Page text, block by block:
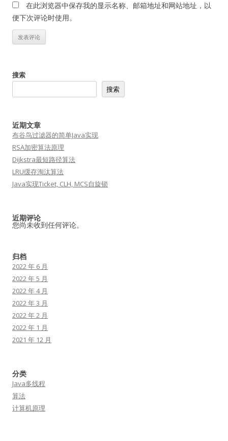
在此浏览器中保存我的显示名称、邮箱地址和网站地址，以
便下次评论时使用。
搜索
搜索
近期文章
布谷鸟过滤器的简单Java实现
RSA加密算法原理
Dijkstra最短路径算法
LRU缓存淘汰算法
Java实现Ticket, CLH, MCS自旋锁
近期评论
您尚未收到任何评论。
归档
2022 年 6 月
2022 年 5 月
2022 年 4 月
2022 年 3 月
2022 年 2 月
2022 年 1 月
2021 年 12 月
分类
Java多线程
算法
计算机原理